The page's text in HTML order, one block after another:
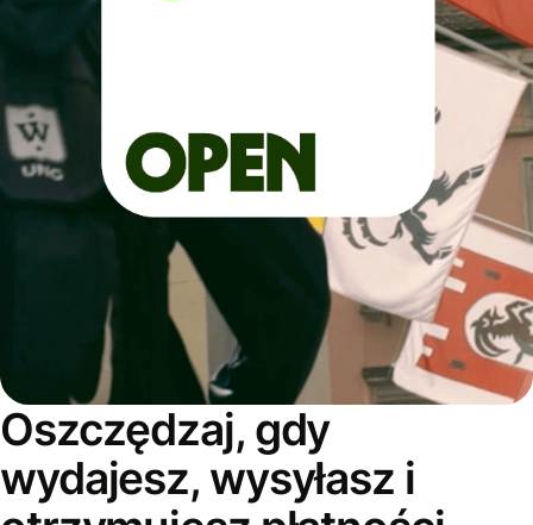
Oszczędzaj, gdy
wydajesz, wysyłasz i